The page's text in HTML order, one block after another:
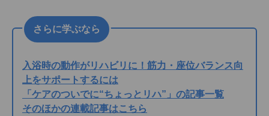
さらに学ぶなら
入浴時の動作がリハビリに！筋力・座位バランス向
上をサポートするには
「ケアのついでに“ちょっとリハ”」の記事一覧
そのほかの連載記事はこちら